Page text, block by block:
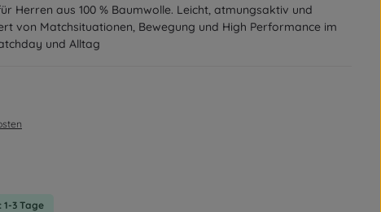
Herren aus 100 % Baumwolle. Leicht, atmungsaktiv und
von Matchsituationen, Bewegung und High Performance im
und Alltag
0 von 5 Sternen
3 Tage